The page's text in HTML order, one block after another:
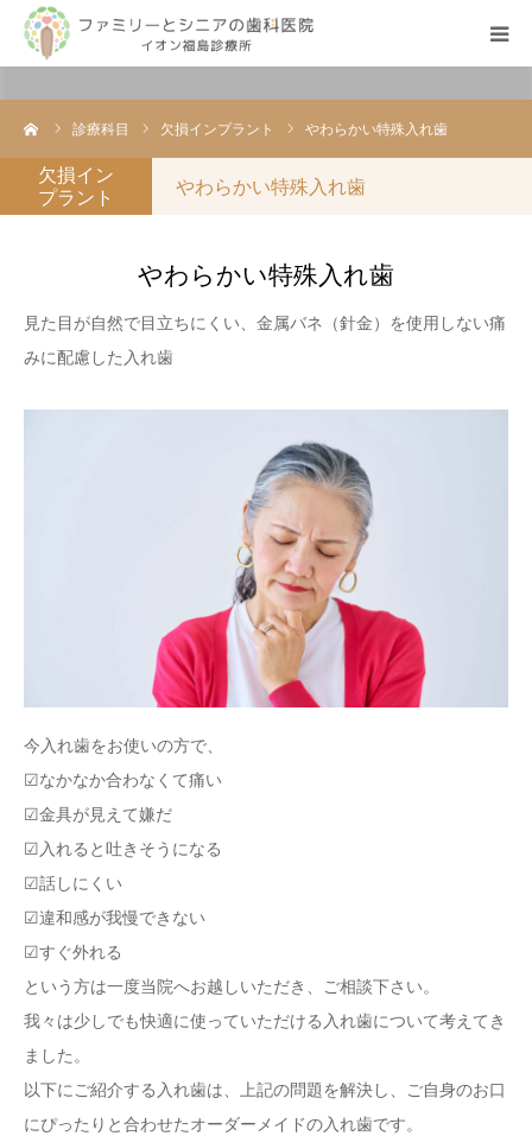
google-site-verification=pM-
診療科目 欠損インプラント やわらかい特殊入れ歯
欠損イン
プラント
やわらかい特殊入れ歯
やわらかい特殊入れ歯
見た目が自然で目立ちにくい、金属バネ（針金）を使用しない痛
みに配慮した入れ歯
今入れ歯をお使いの方で、
☑なかなか合わなくて痛い
☑金具が見えて嫌だ
☑入れると吐きそうになる
☑話しにくい
☑違和感が我慢できない
☑すぐ外れる
という方は一度当院へお越しいただき、ご相談下さい。
我々は少しでも快適に使っていただける入れ歯について考えてき
ました。
以下にご紹介する入れ歯は、上記の問題を解決し、ご自身のお口
にぴったりと合わせたオーダーメイドの入れ歯です。
TOP
医院紹介
症例集